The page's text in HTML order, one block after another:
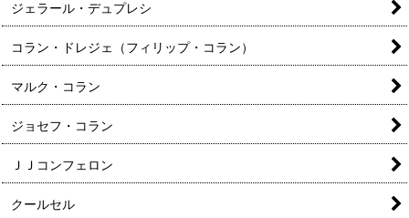
ジェラール・デュプレシ
コラン・ドレジェ（フィリップ・コラン）
マルク・コラン
ジョセフ・コラン
ＪＪコンフェロン
クールセル